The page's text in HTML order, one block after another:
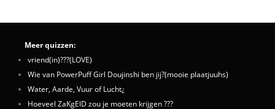
Meer quizzen:
vriend(in)???(LOVE)
Wie van PowerPuff Girl Doujinshi ben jij?(mooie plaatjuuhs)
Water, Aarde, Vuur of Lucht¿
Hoeveel ZaKgElD zou je moeten krijgen ???